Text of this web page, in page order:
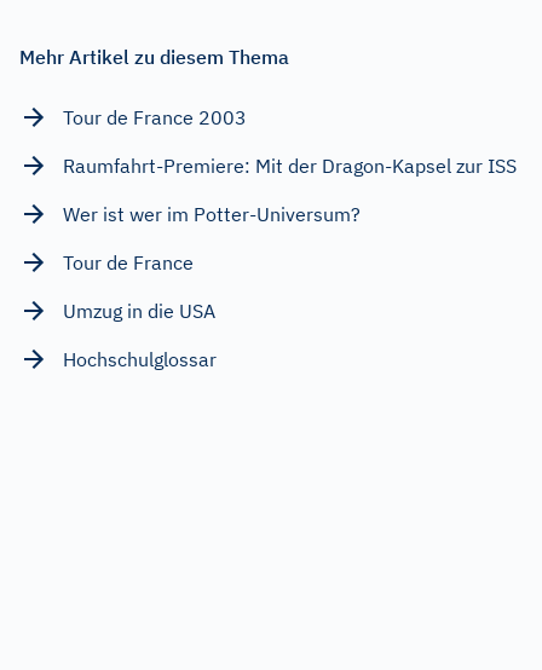
Mehr Artikel zu diesem Thema
Tour de France 2003
Raumfahrt-Premiere: Mit der Dragon-Kapsel zur ISS
Wer ist wer im Potter-Universum?
Tour de France
Umzug in die USA
Hochschulglossar